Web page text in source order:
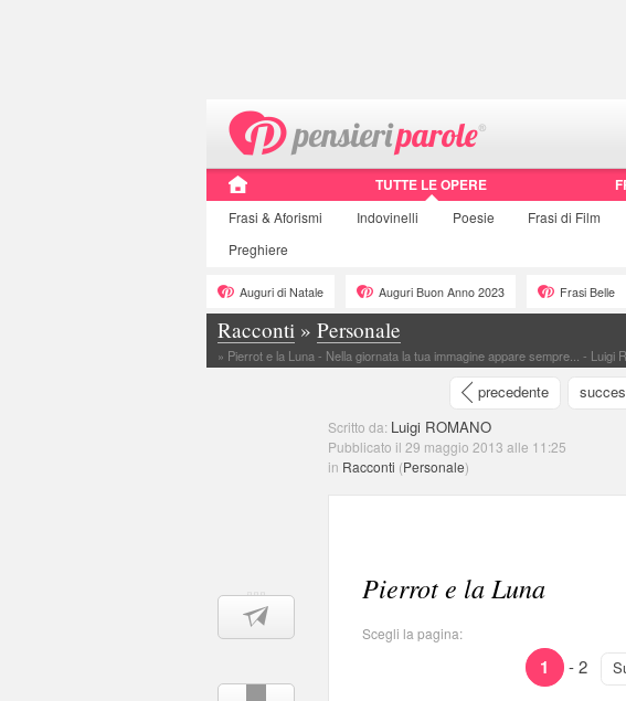
TUTTE LE OPERE
Frasi & Aforismi Indovinelli Poesie Frasi di Film
Preghiere
Auguri di Natale Auguri Buon Anno 2023 Frasi Belle
Racconti » Personale
» Pierrot e la Luna - Nella giornata la tua immagine appare sempre... - Luigi
precedente
Scritto da: Luigi ROMANO
Pubblicato il 29 maggio 2013 alle 11:25
in Racconti (Personale)
Pierrot e la Luna
Scegli la pagina:
1 -2